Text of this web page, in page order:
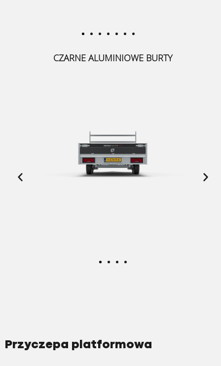
CZARNE ALUMINIOWE BURTY
Przyczepa platformowa